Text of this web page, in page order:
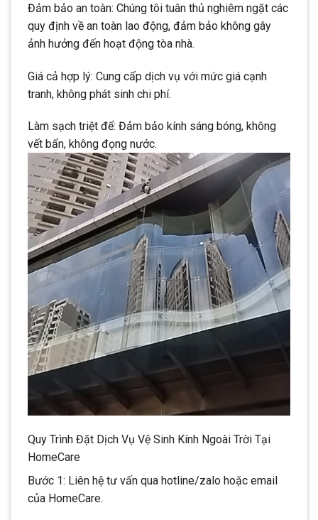
Đảm bảo an toàn: Chúng tôi tuân thủ nghiêm ngặt các
quy định về an toàn lao động, đảm bảo không gây
ảnh hưởng đến hoạt động tòa nhà.
Giá cả hợp lý: Cung cấp dịch vụ với mức giá cạnh
tranh, không phát sinh chi phí.
Làm sạch triệt để: Đảm bảo kính sáng bóng, không
vết bẩn, không đọng nước.
Quy Trình Đặt Dịch Vụ Vệ Sinh Kính Ngoài Trời Tại
HomeCare
Bước 1: Liên hệ tư vấn qua hotline/zalo hoặc email
của HomeCare.